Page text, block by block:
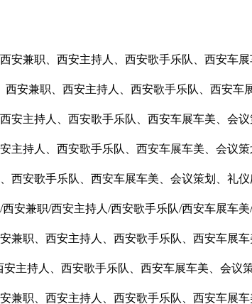
安兼职、西安主持人、 西安歌手乐队
、西安车
安兼职、西安主持人、 西安歌手乐队
、西安车
安主持人、 西安歌手乐队
、西安车展车美、会
主持人、 西安歌手乐队
、西安车展车美、会议
西安歌手乐队
、西安车展车美、会议策划、礼
安兼职/西安主持人/西安歌手乐队/西安车展车
兼职、西安主持人、 西安歌手乐队
、西安车展
主持人、 西安歌手乐队
、西安车展车美、会议
兼职、西安主持人、 西安歌手乐队 、西安车展